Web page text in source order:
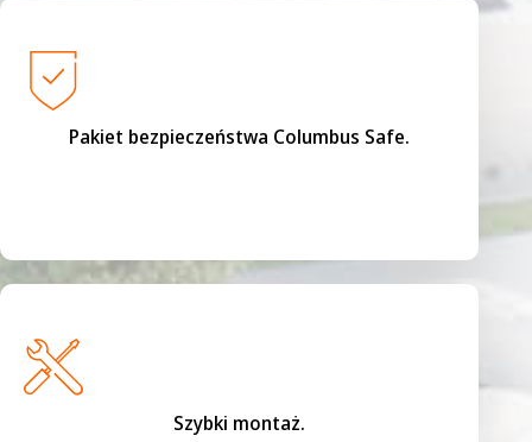
Pakiet bezpieczeństwa Columbus Safe.
Szybki montaż.